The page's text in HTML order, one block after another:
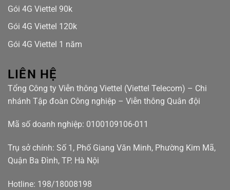
Gói 4G Viettel 90k
Gói 4G Viettel 120k
Gói 4G Viettel 1 năm
LIÊN HỆ
Tổng Công ty Viễn thông Viettel (Viettel Telecom) – Chi
nhánh Tập đoàn Công nghiệp – Viễn thông Quân đội
Mã số doanh nghiệp: 0100109106-011
Trụ sở chính: Số 1, Phố Giang Văn Minh, Phường Kim Mã,
Quận Ba Đình, TP. Hà Nội
Hotline: 198/18008198